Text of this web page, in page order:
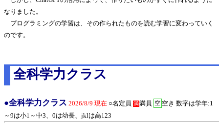
なりました。
プログラミングの学習は、その作られたものを読む学習に変わっていく
のです。
全科学力クラス
●全科学力クラス 2026/8/9 現在 ○名定員 満満員 空 空き 数字は学年:1
～9は小1～中3、0は幼長、jklは高123